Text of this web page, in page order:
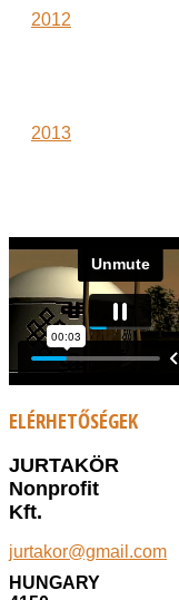
2012
2013
ELÉRHETŐSÉGEK
JURTAKÖR
Nonprofit
Kft.
jurtakor@gmail.com
HUNGARY